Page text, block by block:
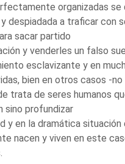
organizadas se
despiadada a traficar con
sacar partido
y venderles un falso
esclavizante y en
bien en otros casos -
trata de seres humanos
sino profundizar
y en la dramática situación
nacen y viven en este